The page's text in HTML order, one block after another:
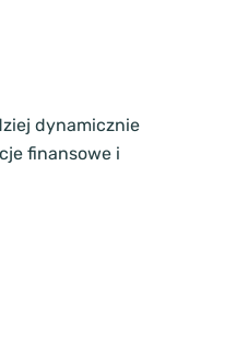
dynamicznie
finansowe i